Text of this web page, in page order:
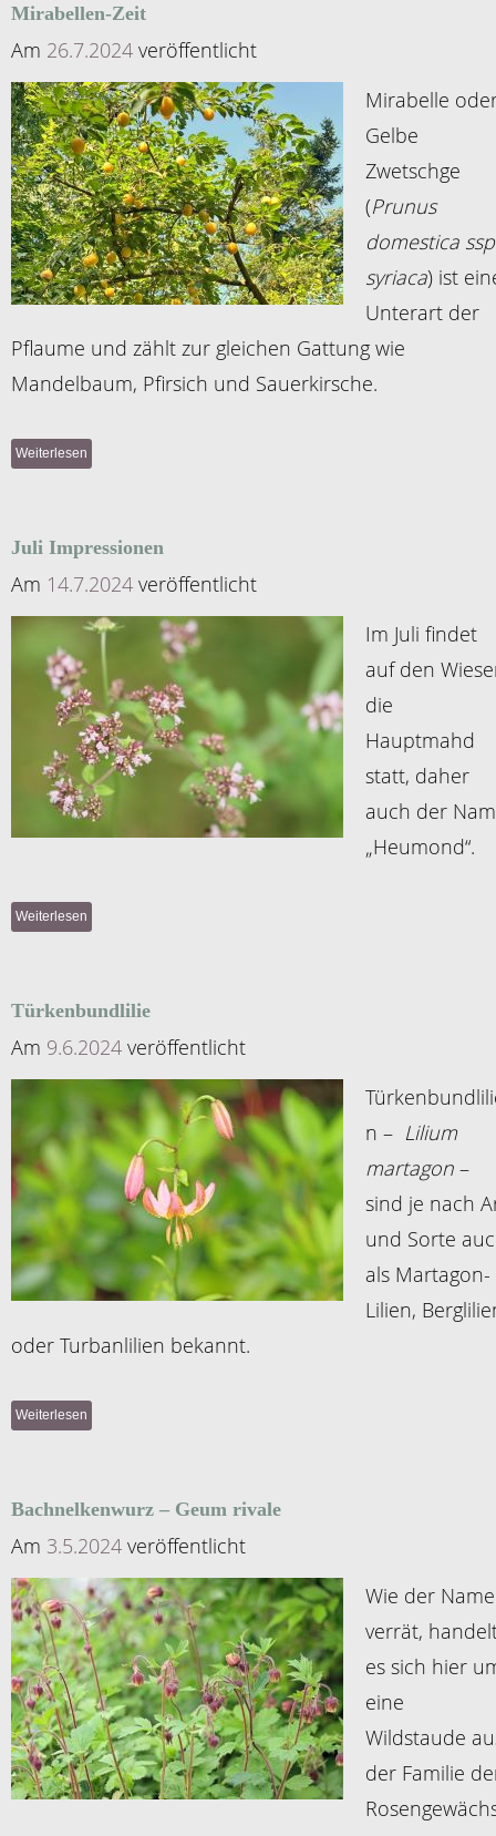
Mirabellen-Zeit
Am 26.7.2024 veröffentlicht
Mirabelle
Gelbe
Zwetschge
(Prunus
domestica
syriaca) ist
Unterart der
Pflaume und zählt zur gleichen Gattung wie
Mandelbaum, Pfirsich und Sauerkirsche.
Weiterlesen
Juli Impressionen
Am 14.7.2024 veröffentlicht
Im Juli findet
auf den
die
Hauptmahd
statt, daher
auch der
„Heumond“.
Weiterlesen
Türkenbundlilie
Am 9.6.2024 veröffentlicht
n – Lilium
martagon –
sind je nach
und Sorte
als Martagon-
Lilien,
oder Turbanlilien bekannt.
Weiterlesen
Bachnelkenwurz – Geum rivale
Am 3.5.2024 veröffentlicht
Wie der Name
verrät,
es sich hier
eine
Wildstaude
der Familie